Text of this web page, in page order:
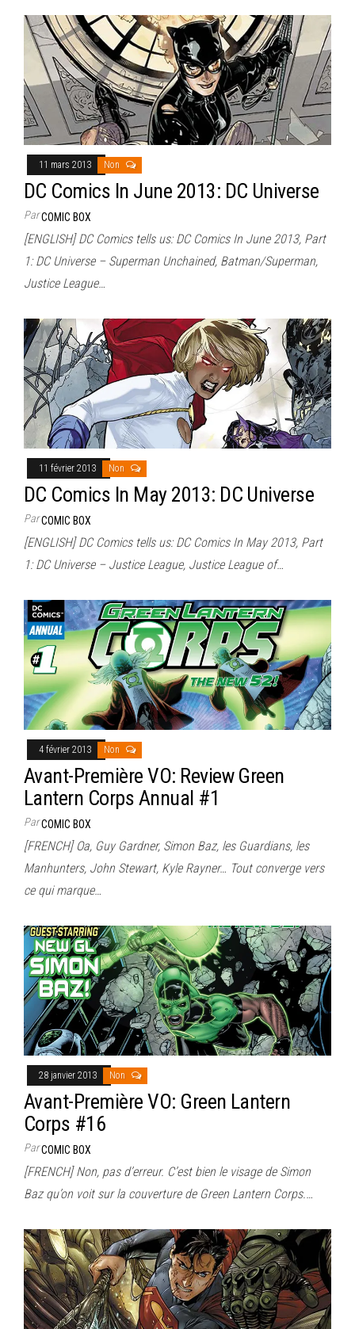
11 mars 2013 Non
DC Comics In June 2013: DC Universe
ParCOMIC BOX
[ENGLISH] DC Comics tells us: DC Comics In June 2013, Part
1: DC Universe – Superman Unchained, Batman/Superman,
Justice League…
11 février 2013 Non
DC Comics In May 2013: DC Universe
ParCOMIC BOX
[ENGLISH] DC Comics tells us: DC Comics In May 2013, Part
1: DC Universe – Justice League, Justice League of…
4 février 2013 Non
Avant-Première VO: Review Green
Lantern Corps Annual #1
ParCOMIC BOX
[FRENCH] Oa, Guy Gardner, Simon Baz, les Guardians, les
Manhunters, John Stewart, Kyle Rayner… Tout converge vers
ce qui marque…
28 janvier 2013 Non
Avant-Première VO: Green Lantern
Corps #16
ParCOMIC BOX
[FRENCH] Non, pas d’erreur. C’est bien le visage de Simon
Baz qu’on voit sur la couverture de Green Lantern Corps.…